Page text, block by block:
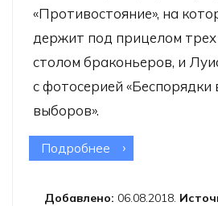
«Противостояние», на
держит под прицелом
столом браконьеров, и
с фотосерией «Беспорядки
выборов».
Подробнее о Конкурс имени
2018 года
Добавлено: 06.08.2018.